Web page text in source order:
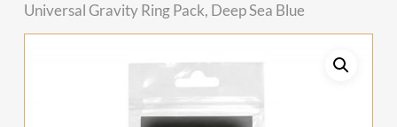
Universal Gravity Ring Pack, Deep Sea Blue